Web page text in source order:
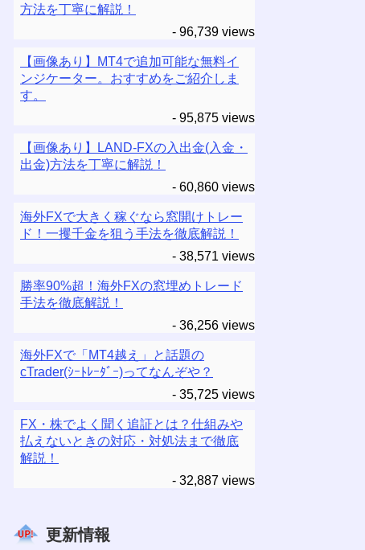
方法を丁寧に解説！
- 96,739 views
【画像あり】MT4で追加可能な無料イ
ンジケーター。おすすめをご紹介しま
す。
- 95,875 views
【画像あり】LAND-FXの入出金(入金・
出金)方法を丁寧に解説！
- 60,860 views
海外FXで大きく稼ぐなら窓開けトレー
ド！一攫千金を狙う手法を徹底解説！
- 38,571 views
勝率90%超！海外FXの窓埋めトレード
手法を徹底解説！
- 36,256 views
海外FXで「MT4越え」と話題の
cTrader(ｼｰﾄﾚｰﾀﾞｰ)ってなんぞや？
- 35,725 views
FX・株でよく聞く追証とは？仕組みや
払えないときの対応・対処法まで徹底
解説！
- 32,887 views
更新情報